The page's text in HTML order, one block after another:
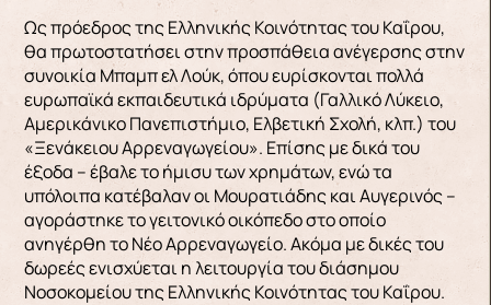
Ως πρόεδρος της Ελληνικής Κοινότητας του Καΐρου,
θα πρωτοστατήσει στην προσπάθεια ανέγερσης στην
συνοικία Μπαμπ ελ Λούκ, όπου ευρίσκονται πολλά
ευρωπαϊκά εκπαιδευτικά ιδρύματα (Γαλλικό Λύκειο,
Αμερικάνικο Πανεπιστήμιο, Ελβετική Σχολή, κλπ.) του
«Ξενάκειου Αρρεναγωγείου». Επίσης με δικά του
έξοδα – έβαλε το ήμισυ των χρημάτων, ενώ τα
υπόλοιπα κατέβαλαν οι Μουρατιάδης και Αυγερινός –
αγοράστηκε το γειτονικό οικόπεδο στο οποίο
ανηγέρθη το Νέο Αρρεναγωγείο. Ακόμα με δικές του
δωρεές ενισχύεται η λειτουργία του διάσημου
Νοσοκομείου της Ελληνικής Κοινότητας του Καΐρου.